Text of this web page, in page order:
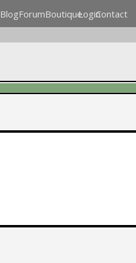
BlogForumBoutiqueLoginContact